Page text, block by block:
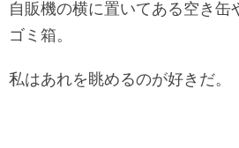
自販機の横に置いてある空き缶
ゴミ箱。
私はあれを眺めるのが好きだ。